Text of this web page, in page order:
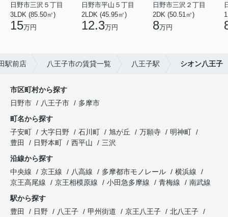
日野市三沢５丁目
3LDK (85.50㎡)
15万円
日野市平山５丁目
2LDK (45.95㎡)
12.3万円
日野市三沢２丁目
2DK (50.51㎡)
8万円
駅前店 八王子市の賃貸一覧 八王子駅 シオン八王子
市区町村から探す
日野市
八王子市
多摩市
町名から探す
子安町
大字日野 石川町 旭が丘 万願寺
明神町
豊田
日野本町 西平山
三沢
沿線から探す
中央線
京王線 八高線 多摩都市モノレール
横浜線
京王高尾線
京王相模原線 小田急多摩線 青梅線
南武線
駅から探す
豊田
日野 八王子 甲州街道 京王八王子
北八王子